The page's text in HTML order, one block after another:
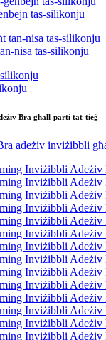
tas-silikonju
nisa tas-silikonju
Bra għall-parti tat-tieġ